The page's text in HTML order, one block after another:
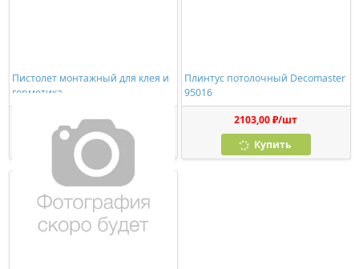
Пистолет монтажный для клея и
герметика
278,00 ₽/шт
Купить
Плинтус потолочный Decomaster
95016
2103,00 ₽/шт
Купить